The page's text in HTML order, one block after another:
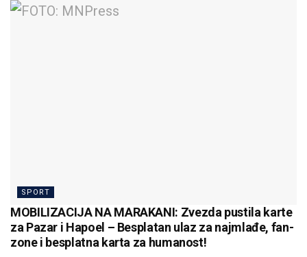
SPORT
MOBILIZACIJA NA MARAKANI: Zvezda pustila karte
za Pazar i Hapoel – Besplatan ulaz za najmlađe, fan-
zone i besplatna karta za humanost!